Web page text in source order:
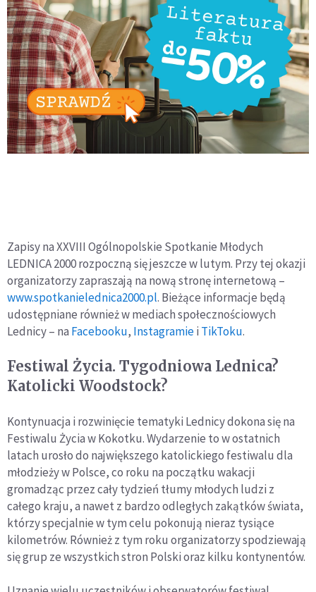
Zapisy na XXVIII Ogólnopolskie Spotkanie Młodych
LEDNICA 2000 rozpoczną się jeszcze w lutym. Przy tej okazji
organizatorzy zapraszają na nową stronę internetową –
www.spotkanielednica2000.pl. Bieżące informacje będą
udostępniane również w mediach społecznościowych
Lednicy – na Facebooku, Instagramiei TikToku.
Festiwal Życia. Tygodniowa Lednica?
Katolicki Woodstock?
Kontynuacja i rozwinięcie tematyki Lednicy dokona się na
Festiwalu Życia w Kokotku. Wydarzenie to w ostatnich
latach urosło do największego katolickiego festiwalu dla
młodzieży w Polsce, co roku na początku wakacji
gromadząc przez cały tydzień tłumy młodych ludzi z
całego kraju, a nawet z bardzo odległych zakątków świata,
którzy specjalnie w tym celu pokonują nieraz tysiące
kilometrów. Również z tym roku organizatorzy spodziewają
się grup ze wszystkich stron Polski oraz kilku kontynentów.